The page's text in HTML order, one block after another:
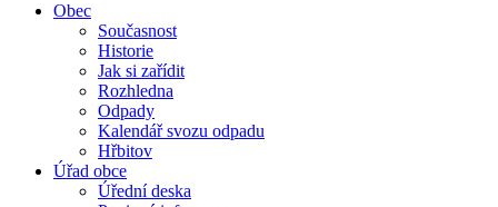
Obec
Současnost
Historie
Jak si zařídit
Rozhledna
Odpady
Kalendář svozu odpadu
Hřbitov
Úřad obce
Úřední deska